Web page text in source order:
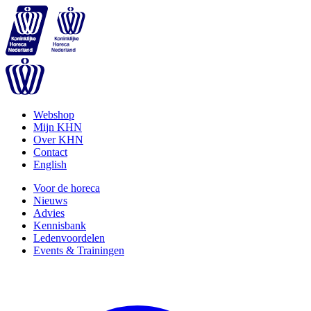
Webshop
Mijn KHN
Over KHN
Contact
English
Voor de horeca
Nieuws
Advies
Kennisbank
Ledenvoordelen
Events & Trainingen